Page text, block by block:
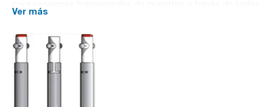
las capas de muestreo. Fácil de vaciar mediante el extremo
tiene un Ø de 50mm y es ideal para granos de gran
envergadura.
Ver más